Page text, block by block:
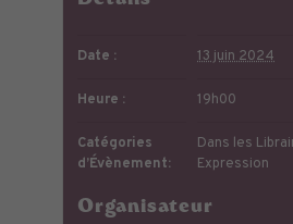
Date : 13 juin 2024
Heure : 19h00
Catégories
d’Évènement:
Dans les
Expression
Organisateur